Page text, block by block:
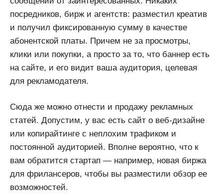
посредников, бирж и агентств: разместил креатив
и получил фиксированную сумму в качестве
абонентской платы. Причем не за просмотры,
клики или покупки, а просто за то, что баннер есть
на сайте, и его видит ваша аудитория, целевая
для рекламодателя.
Сюда же можно отнести и продажу рекламных
статей. Допустим, у вас есть сайт о веб-дизайне
или копирайтинге с неплохим трафиком и
постоянной аудиторией. Вполне вероятно, что к
вам обратится стартап — например, новая биржа
для фрилансеров, чтобы вы разместили обзор ее
возможностей.